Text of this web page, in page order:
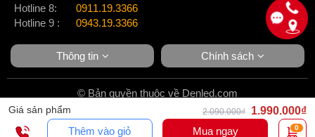
Giá sản phẩm 2.090.000₫
1.990.000₫
Thêm vào giỏ
Mua ngay 0
Hotline 8:
0911.19.3366
Hotline 9 :
0943.19.3366
Thông tin Chính sách
© Bản quyền thuộc về Denled.com